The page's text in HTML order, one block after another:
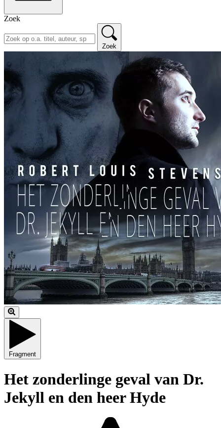
Zoek
Zoek
Fragment
Het zonderlinge geval van Dr.
Jekyll en den heer Hyde